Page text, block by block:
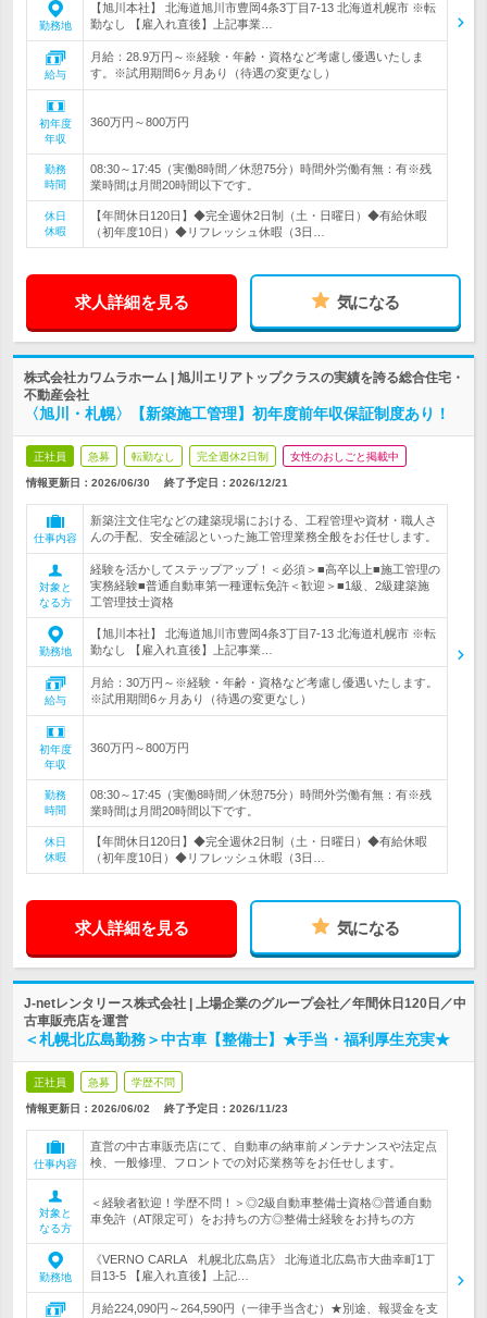
勤務地
【旭川本社】 北海道旭川市豊岡4条3丁目7-13 北海道札幌市 ※転
勤なし 【雇入れ直後】上記事業…
給与
月給：28.9万円～※経験・年齢・資格など考慮し優遇いたしま
す。※試用期間6ヶ月あり（待遇の変更なし）
初年度
年収
360万円～800万円
勤務
時間
08:30～17:45（実働8時間／休憩75分）時間外労働有無：有※残
業時間は月間20時間以下です。
休日
休暇
【年間休日120日】◆完全週休2日制（土・日曜日）◆有給休暇
（初年度10日）◆リフレッシュ休暇（3日…
求人詳細を見る 気になる
株式会社カワムラホーム | 旭川エリアトップクラスの実績を誇る総合住宅・
不動産会社
〈旭川・札幌〉【新築施工管理】初年度前年収保証制度あり！
正社員 急募 転勤なし 完全週休2日制 女性のおしごと掲載中
情報更新日：2026/06/30 終了予定日： 2026/12/21
仕事内容
新築注文住宅などの建築現場における、工程管理や資材・職人さ
んの手配、安全確認といった施工管理業務全般をお任せします。
対象と
なる方
経験を活かしてステップアップ！＜必須＞■高卒以上■施工管理の
実務経験■普通自動車第一種運転免許＜歓迎＞■1級、2級建築施
工管理技士資格
勤務地
【旭川本社】 北海道旭川市豊岡4条3丁目7-13 北海道札幌市 ※転
勤なし 【雇入れ直後】上記事業…
給与
月給：30万円～※経験・年齢・資格など考慮し優遇いたします。
※試用期間6ヶ月あり（待遇の変更なし）
初年度
年収
360万円～800万円
勤務
時間
08:30～17:45（実働8時間／休憩75分）時間外労働有無：有※残
業時間は月間20時間以下です。
休日
休暇
【年間休日120日】◆完全週休2日制（土・日曜日）◆有給休暇
（初年度10日）◆リフレッシュ休暇（3日…
求人詳細を見る 気になる
J-netレンタリース株式会社 | 上場企業のグループ会社／年間休日120日／中
古車販売店を運営
＜札幌北広島勤務＞中古車【整備士】★手当・福利厚生充実★
正社員 急募 学歴不問
情報更新日：2026/06/02 終了予定日： 2026/11/23
仕事内容
直営の中古車販売店にて、自動車の納車前メンテナンスや法定点
検、一般修理、フロントでの対応業務等をお任せします。
対象と
なる方
＜経験者歓迎！学歴不問！＞◎2級自動車整備士資格◎普通自動
車免許（AT限定可）をお持ちの方◎整備士経験をお持ちの方
勤務地
《VERNO CARLA 札幌北広島店》 北海道北広島市大曲幸町1丁
目13-5 【雇入れ直後】上記…
月給224,090円～264,590円（一律手当含む）★別途、報奨金を支